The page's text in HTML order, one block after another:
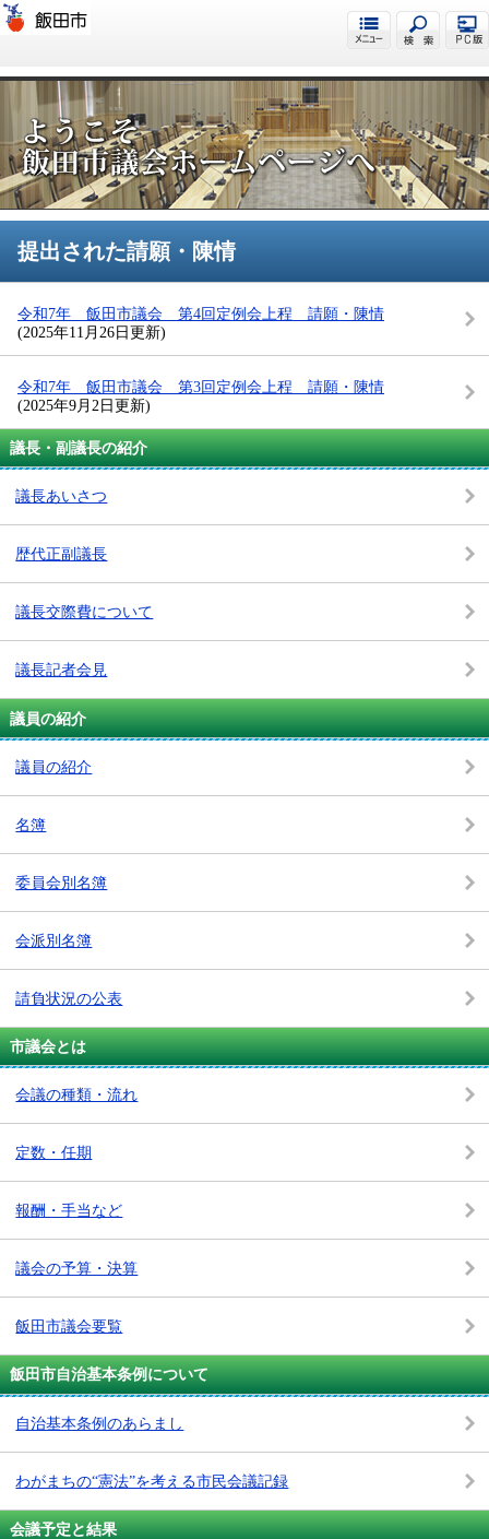
飯田市議会
提出された請願・陳情
令和7年 飯田市議会 第4回定例会上程 請願・陳情
(2025年11月26日更新)
令和7年 飯田市議会 第3回定例会上程 請願・陳情
(2025年9月2日更新)
議長・副議長の紹介
議長あいさつ
歴代正副議長
議長交際費について
議長記者会見
議員の紹介
議員の紹介
名簿
委員会別名簿
会派別名簿
請負状況の公表
市議会とは
会議の種類・流れ
定数・任期
報酬・手当など
議会の予算・決算
飯田市議会要覧
飯田市自治基本条例について
自治基本条例のあらまし
わがまちの“憲法”を考える市民会議記録
会議予定と結果